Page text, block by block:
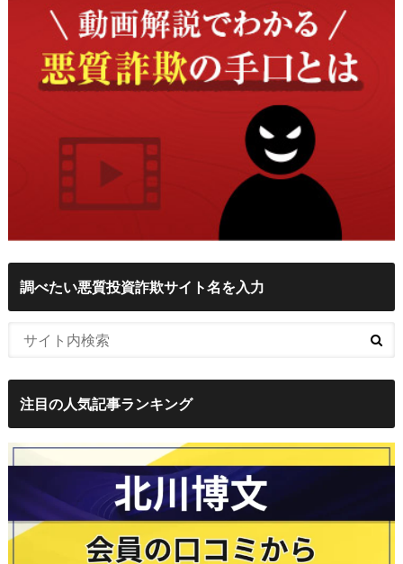
調べたい悪質投資詐欺サイト名を入力
注目の人気記事ランキング